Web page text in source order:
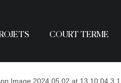
COURT TERME